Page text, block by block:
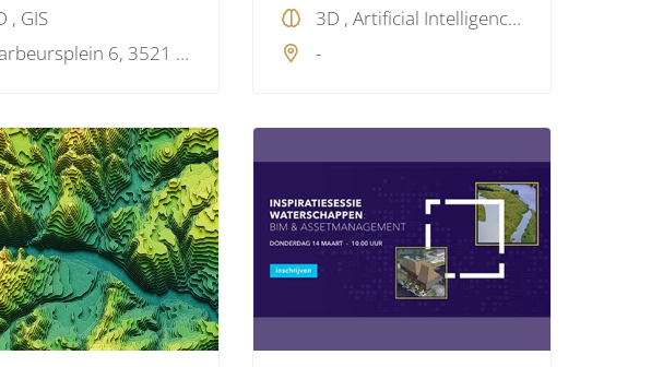
, GIS
Jaarbeursplein 6, 3521 CA Utrecht, Nederland
3D , Artificial Intelligence (AI), Big Data, Data, GIS, Projectmanagement, Visualisatie
-